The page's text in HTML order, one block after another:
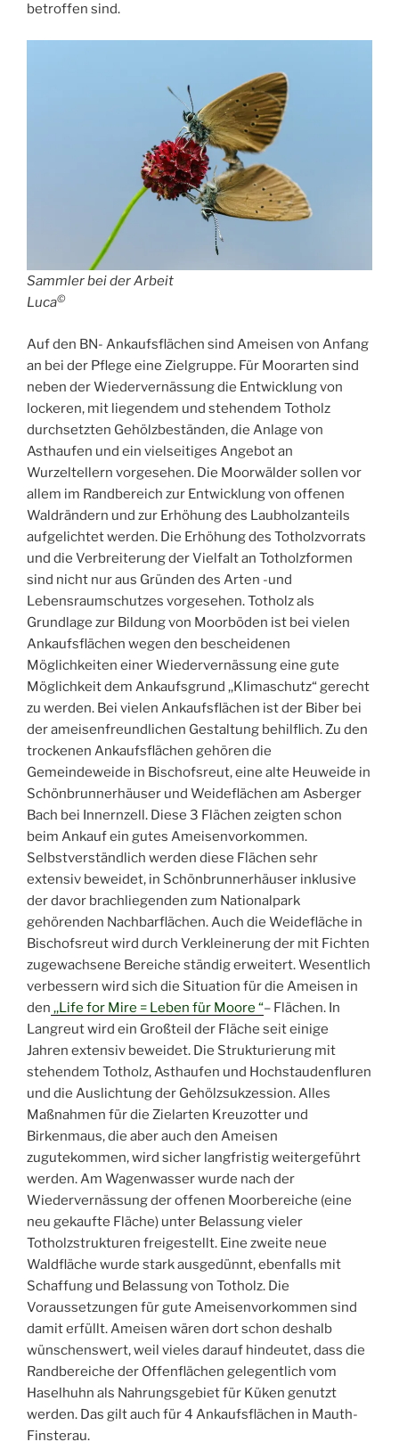
betroffen sind.
Sammler bei der Arbeit
Luca©
Auf den BN- Ankaufsflächen sind Ameisen von Anfang
an bei der Pflege eine Zielgruppe. Für Moorarten sind
neben der Wiedervernässung die Entwicklung von
lockeren, mit liegendem und stehendem Totholz
durchsetzten Gehölzbeständen, die Anlage von
Asthaufen und ein vielseitiges Angebot an
Wurzeltellern vorgesehen. Die Moorwälder sollen vor
allem im Randbereich zur Entwicklung von offenen
Waldrändern und zur Erhöhung des Laubholzanteils
aufgelichtet werden. Die Erhöhung des Totholzvorrats
und die Verbreiterung der Vielfalt an Totholzformen
sind nicht nur aus Gründen des Arten -und
Lebensraumschutzes vorgesehen. Totholz als
Grundlage zur Bildung von Moorböden ist bei vielen
Ankaufsflächen wegen den bescheidenen
Möglichkeiten einer Wiedervernässung eine gute
Möglichkeit dem Ankaufsgrund ,,Klimaschutz“ gerecht
zu werden. Bei vielen Ankaufsflächen ist der Biber bei
der ameisenfreundlichen Gestaltung behilflich. Zu den
trockenen Ankaufsflächen gehören die
Gemeindeweide in Bischofsreut, eine alte Heuweide in
Schönbrunnerhäuser und Weideflächen am Asberger
Bach bei Innernzell. Diese 3 Flächen zeigten schon
beim Ankauf ein gutes Ameisenvorkommen.
Selbstverständlich werden diese Flächen sehr
extensiv beweidet, in Schönbrunnerhäuser inklusive
der davor brachliegenden zum Nationalpark
gehörenden Nachbarflächen. Auch die Weidefläche in
Bischofsreut wird durch Verkleinerung der mit Fichten
zugewachsene Bereiche ständig erweitert. Wesentlich
verbessern wird sich die Situation für die Ameisen in
den ,,Life for Mire = Leben für Moore “– Flächen. In
Langreut wird ein Großteil der Fläche seit einige
Jahren extensiv beweidet. Die Strukturierung mit
stehendem Totholz, Asthaufen und Hochstaudenfluren
und die Auslichtung der Gehölzsukzession. Alles
Maßnahmen für die Zielarten Kreuzotter und
Birkenmaus, die aber auch den Ameisen
zugutekommen, wird sicher langfristig weitergeführt
werden. Am Wagenwasser wurde nach der
Wiedervernässung der offenen Moorbereiche (eine
neu gekaufte Fläche) unter Belassung vieler
Totholzstrukturen freigestellt. Eine zweite neue
Waldfläche wurde stark ausgedünnt, ebenfalls mit
Schaffung und Belassung von Totholz. Die
Voraussetzungen für gute Ameisenvorkommen sind
damit erfüllt. Ameisen wären dort schon deshalb
wünschenswert, weil vieles darauf hindeutet, dass die
Randbereiche der Offenflächen gelegentlich vom
Haselhuhn als Nahrungsgebiet für Küken genutzt
werden. Das gilt auch für 4 Ankaufsflächen in Mauth-
Finsterau.